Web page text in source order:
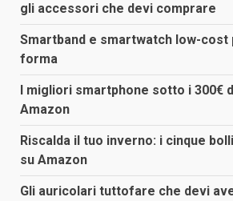
gli accessori che devi comprare
Smartband e smartwatch low-
forma
I migliori smartphone sotto i 300€
Amazon
Riscalda il tuo inverno: i cinque
su Amazon
Gli auricolari tuttofare che devi